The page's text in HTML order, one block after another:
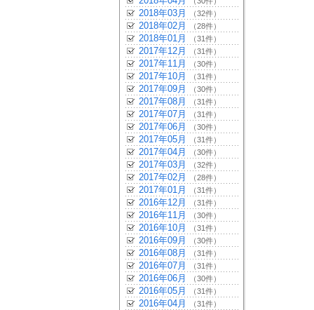
2018年03月 （32件）
2018年02月 （28件）
2018年01月 （31件）
2017年12月 （31件）
2017年11月 （30件）
2017年10月 （31件）
2017年09月 （30件）
2017年08月 （31件）
2017年07月 （31件）
2017年06月 （30件）
2017年05月 （31件）
2017年04月 （30件）
2017年03月 （32件）
2017年02月 （28件）
2017年01月 （31件）
2016年12月 （31件）
2016年11月 （30件）
2016年10月 （31件）
2016年09月 （30件）
2016年08月 （31件）
2016年07月 （31件）
2016年06月 （30件）
2016年05月 （31件）
2016年04月 （31件）